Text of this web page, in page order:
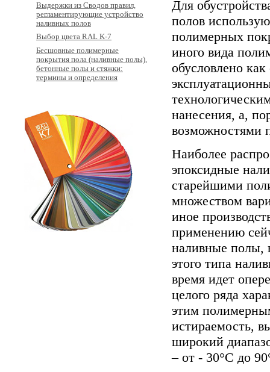
Выдержки из Сводов правил,
регламентирующие устройство
наливных полов
Выбор цвета RAL K-7
Бесшовные полимерные
покрытия пола (наливные полы),
бетонные полы и стяжки:
термины и определения
Для
полов
полимерных
иного вида
обусловлено
нанесения, а,
возможностями
Наиболее
эпоксидные
старейшими
множеством
иное
применению
наливные полы,
этого типа
время идет
целого ряда
этим
истираемость,
широкий
– от - 30°С до